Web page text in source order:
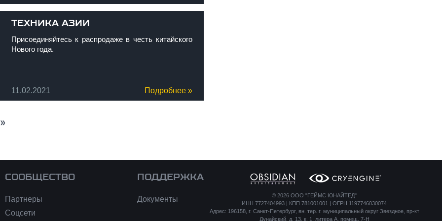
Подробнее »
ТЕХНИКА АЗИИ
11.02.2021
Присоединяйтесь к распродаже в честь китайского
Нового года.
следующая ›
СООБЩЕСТВО
Партнеры
Соцсети
ПОДДЕРЖКА
Документы © 2026 ООО "ГЕЙМС ЮНАЙТЕД"
ИНН 7727404993 | КПП 781001001 | ОГРН 1197746030074
Адрес: 196158, г. Санкт-Петербург, вн. тер. г. муниципальный округ Звездное, пр-кт
Дунайский, д. 13, к. 1, литера А, помещ. 7-Н